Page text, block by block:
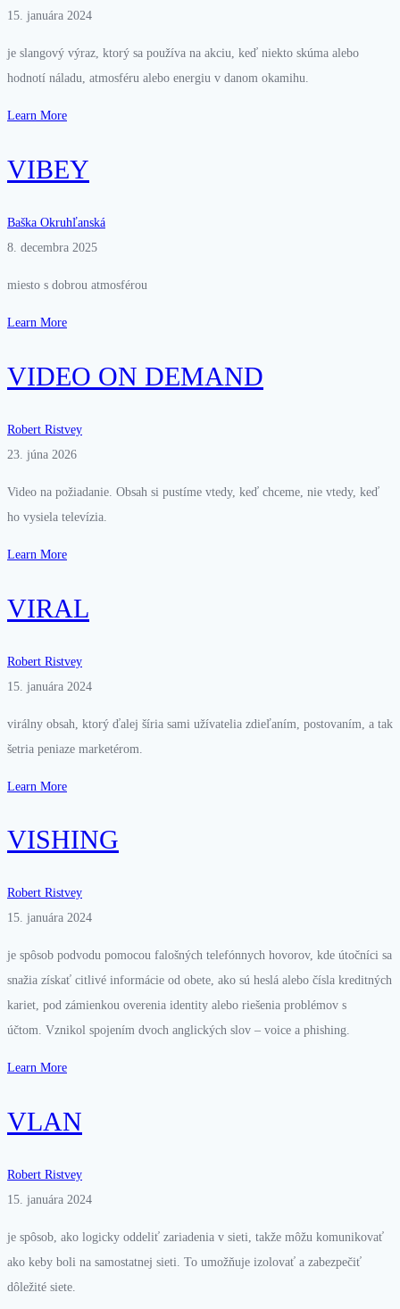
15. januára 2024
je slangový výraz, ktorý sa používa na akciu, keď niekto skúma alebo
hodnotí náladu, atmosféru alebo energiu v danom okamihu.
Learn More
VIBEY
Baška Okruhľanská
8. decembra 2025
miesto s dobrou atmosférou
Learn More
VIDEO ON DEMAND
Robert Ristvey
23. júna 2026
Video na požiadanie. Obsah si pustíme vtedy, keď chceme, nie vtedy, keď
ho vysiela televízia.
Learn More
VIRAL
Robert Ristvey
15. januára 2024
virálny obsah, ktorý ďalej šíria sami užívatelia zdieľaním, postovaním, a tak
šetria peniaze marketérom.
Learn More
VISHING
Robert Ristvey
15. januára 2024
je spôsob podvodu pomocou falošných telefónnych hovorov, kde útočníci sa
snažia získať citlivé informácie od obete, ako sú heslá alebo čísla kreditných
kariet, pod zámienkou overenia identity alebo riešenia problémov s
účtom. Vznikol spojením dvoch anglických slov – voice a phishing.
Learn More
VLAN
Robert Ristvey
15. januára 2024
je spôsob, ako logicky oddeliť zariadenia v sieti, takže môžu komunikovať
ako keby boli na samostatnej sieti. To umožňuje izolovať a zabezpečiť
dôležité siete.